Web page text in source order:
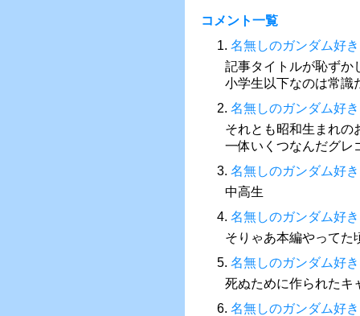
コメント一覧
1. 名無しのガンダム好き
記事タイトルが恥ずか
小学生以下なのは常識
2. 名無しのガンダム好き
それとも昭和生まれの
一体いくつなんだグレ
3. 名無しのガンダム好き
中高生
4. 名無しのガンダム好き
そりゃあ本編やってた
5. 名無しのガンダム好き
死ぬために作られたキ
6. 名無しのガンダム好き